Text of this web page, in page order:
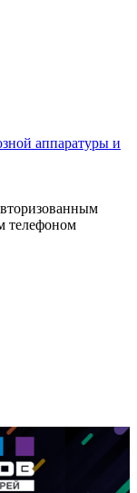
аппаратуры и
телефоном